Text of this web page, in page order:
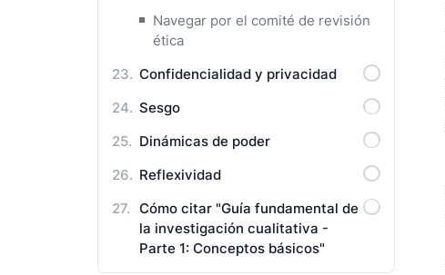
Navegar por el comité de revisión
ética
Confidencialidad y privacidad
Sesgo
Dinámicas de poder
Reflexividad
Cómo citar "Guía fundamental de
la investigación cualitativa -
Parte 1: Conceptos básicos"